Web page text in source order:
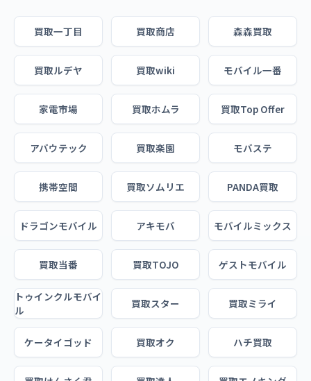
買取一丁目 買取商店 森森買取
買取ルデヤ 買取wiki モバイル一番
家電市場 買取ホムラ 買取Top Offer
アバウテック 買取楽園 モバステ
携帯空間 買取ソムリエ PANDA買取
ドラゴンモバイル アキモバ モバイルミックス
買取当番 買取TOJO ゲストモバイル
トゥインクルモバイ
ル
買取スター 買取ミライ
ケータイゴッド 買取オク ハチ買取